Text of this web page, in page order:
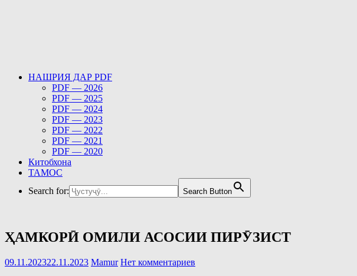
НАШРИЯ ДАР PDF
PDF — 2026
PDF — 2025
PDF — 2024
PDF — 2023
PDF — 2022
PDF — 2021
PDF — 2020
Китобхона
ТАМОС
Search for:
Search Button
ҲАМКОРӢ ОМИЛИ АСОСИИ ПИРӮЗИСТ
09.11.202322.11.2023 Mamur Нет комментариев